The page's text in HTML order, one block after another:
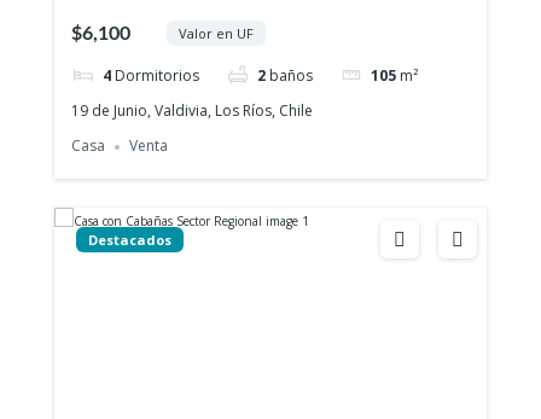
$6,100
Valor en UF
4 Dormitorios 2 baños 105 m²
19 de Junio, Valdivia, Los Ríos, Chile
Casa
Venta
Destacados